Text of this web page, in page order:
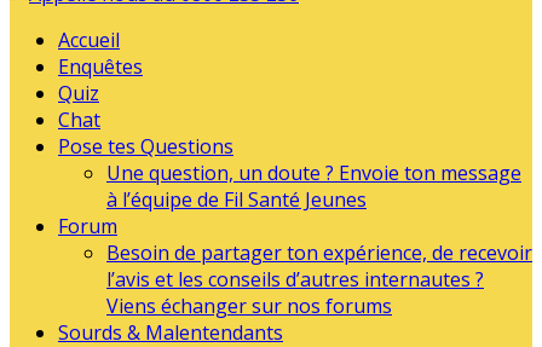
Accueil
Enquêtes
Quiz
Chat
Pose tes Questions
Une question, un doute ? Envoie ton message
à l’équipe de Fil Santé Jeunes
Forum
Besoin de partager ton expérience, de recevoir
l’avis et les conseils d’autres internautes ?
Viens échanger sur nos forums
Sourds & Malentendants